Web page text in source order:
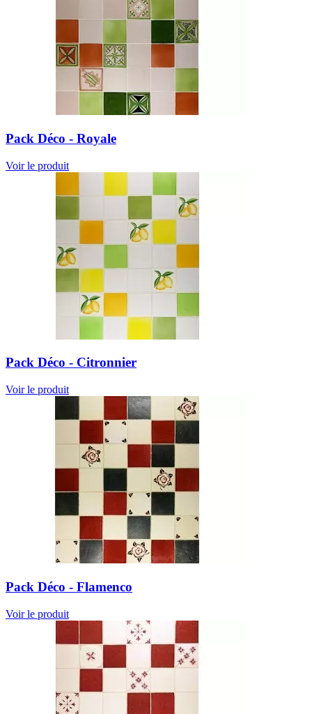
Pack Déco - Royale
Voir le produit
Pack Déco - Citronnier
Voir le produit
Pack Déco - Flamenco
Voir le produit